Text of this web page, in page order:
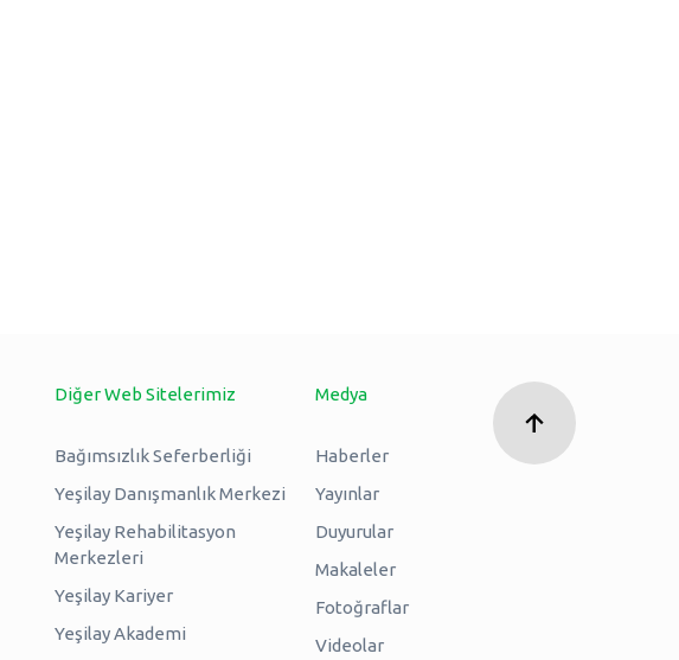
Diğer Web Sitelerimiz
Bağımsızlık Seferberliği
Yeşilay Danışmanlık Merkezi
Yeşilay Rehabilitasyon
Merkezleri
Yeşilay Kariyer
Yeşilay Akademi
Medya
Haberler
Yayınlar
Duyurular
Makaleler
Fotoğraflar
Videolar